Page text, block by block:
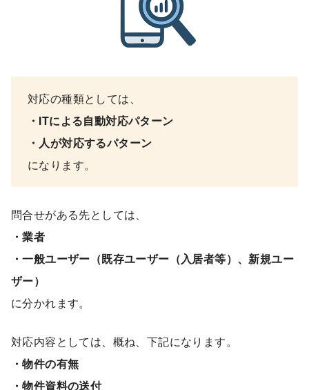
対応の種類としては、
・ITによる自動対応パターン
・人が対応するパターン
になります。
問合せがある先としては、
・業者
・一般ユーザー（既存ユーザー（入居者等）、新規ユー
ザー）
に分かれます。
対応内容としては、概ね、下記になります。
・物件の有無
・物件資料の送付